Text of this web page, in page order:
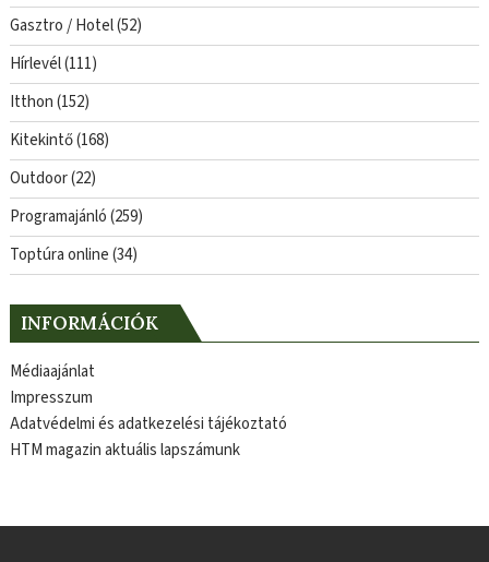
Gasztro / Hotel(52)
Hírlevél(111)
Itthon(152)
Kitekintő(168)
Outdoor(22)
Programajánló(259)
Toptúra online(34)
INFORMÁCIÓK
Médiaajánlat
Impresszum
Adatvédelmi és adatkezelési tájékoztató
HTM magazin aktuális lapszámunk